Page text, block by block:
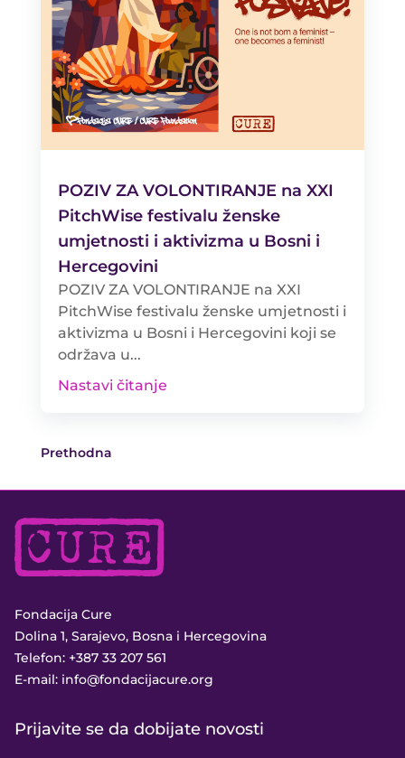
POZIV ZA VOLONTIRANJE na XXI
PitchWise festivalu ženske
umjetnosti i aktivizma u Bosni i
Hercegovini
POZIV ZA VOLONTIRANJE na XXI
PitchWise festivalu ženske umjetnosti i
aktivizma u Bosni i Hercegovini koji se
održava u...
Nastavi čitanje
Prethodna
Fondacija Cure
Dolina 1, Sarajevo, Bosna i Hercegovina
Telefon: +387 33 207 561
E-mail: info@fondacijacure.org
Prijavite se da dobijate novosti